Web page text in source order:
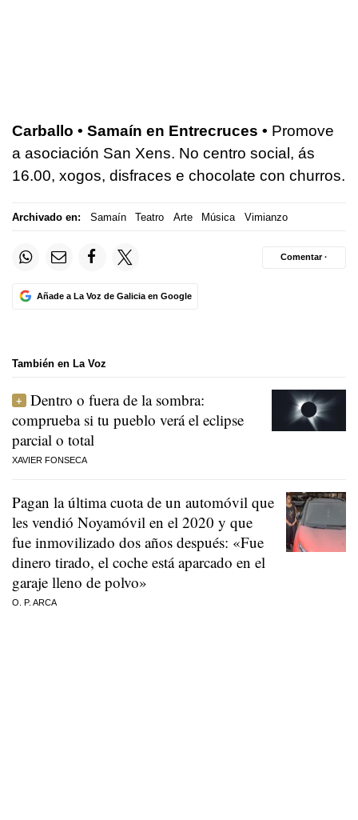
Carballo • Samaín en Entrecruces • Promove
a asociación San Xens. No centro social, ás
16.00, xogos, disfraces e chocolate con churros.
Archivado en: Samaín Teatro Arte Música Vimianzo
Añade a La Voz de Galicia en Google
Comentar ·
También en La Voz
Dentro o fuera de la sombra:
comprueba si tu pueblo verá el eclipse
parcial o total
XAVIER FONSECA
Pagan la última cuota de un automóvil que
les vendió Noyamóvil en el 2020 y que
fue inmovilizado dos años después: «Fue
dinero tirado, el coche está aparcado en el
garaje lleno de polvo»
O. P. ARCA